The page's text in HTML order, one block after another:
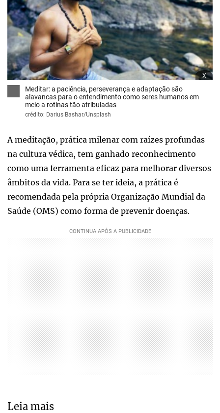
x
Meditar: a paciência, perseverança e adaptação são
alavancas para o entendimento como seres humanos em
meio a rotinas tão atribuladas
crédito: Darius Bashar/Unsplash
A meditação, prática milenar com raízes profundas
na cultura védica, tem ganhado reconhecimento
como uma ferramenta eficaz para melhorar diversos
âmbitos da vida. Para se ter ideia, a prática é
recomendada pela própria Organização Mundial da
Saúde (OMS) como forma de prevenir doenças.
Leia mais